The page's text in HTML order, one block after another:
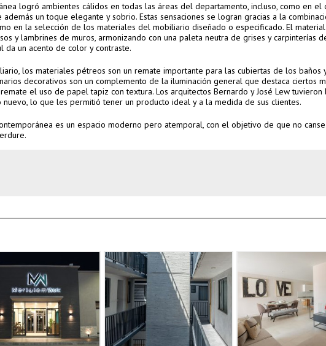
logró ambientes cálidos en todas las áreas del departamento, incluso, como en el
un toque elegante y sobrio. Estas sensaciones se logran gracias a la
en la selección de los materiales del mobiliario diseñado o especificado. El
y lambrines de muros, armonizando con una paleta neutra de grises y carpinterías
da un acento de color y contraste.
los materiales pétreos son un remate importante para las cubiertas de los baños
decorativos son un complemento de la iluminación general que destaca ciertos
el uso de papel tapiz con textura. Los arquitectos Bernardo y José Lew tuvieron
lo que les permitió tener un producto ideal y a la medida de sus clientes.
es un espacio moderno pero atemporal, con el objetivo de que no